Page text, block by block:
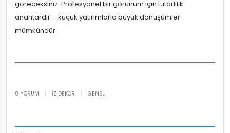
göreceksiniz. Profesyonel bir görünüm için tutarlılık
anahtardır – küçük yatırımlarla büyük dönüşümler
mümkündür.
0 YORUM İZ DEKOR GENEL